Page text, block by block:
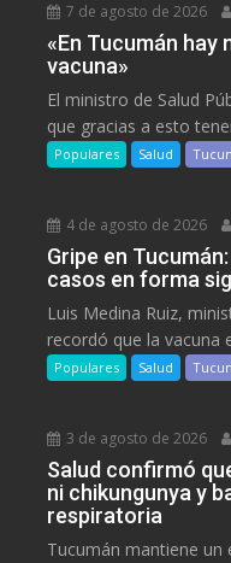
7 de agosto de 2026
«En Tucumán hay
vacuna»
El ministro de Salud
que gracias a esto
Populares Salud
4 de agosto de 2026
Gripe en
casos en forma
Luis Medina Ruiz,
recordó que la vacuna
Populares Salud
3 de agosto de 2026
Salud confirmó
ni chikungunya y
respiratoria
Tucumán mantiene un